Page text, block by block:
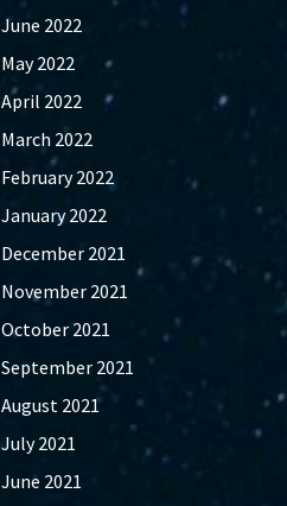
June 2022
May 2022
April 2022
March 2022
February 2022
January 2022
December 2021
November 2021
October 2021
September 2021
August 2021
July 2021
June 2021